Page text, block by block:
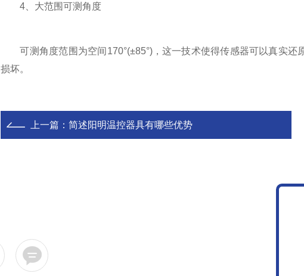
4、大范围可测角度
可测角度范围为空间170°(±85°)，这一技术使得传感器可以真实还
损坏。
上一篇： 简述阳明温控器具有哪些优势